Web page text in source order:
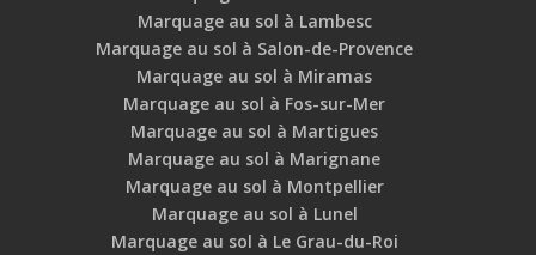
Marquage au sol à Lambesc
Marquage au sol à Salon-de-Provence
Marquage au sol à Miramas
Marquage au sol à Fos-sur-Mer
Marquage au sol à Martigues
Marquage au sol à Marignane
Marquage au sol à Montpellier
Marquage au sol à Lunel
Marquage au sol à Le Grau-du-Roi